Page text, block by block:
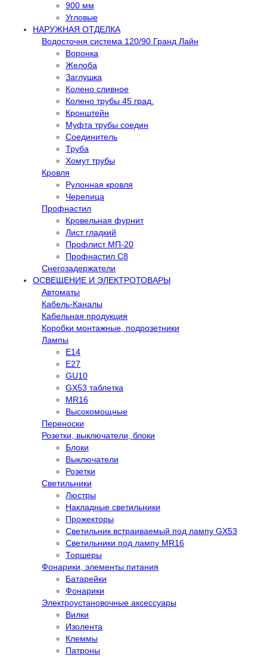
900 мм
Угловые
НАРУЖНАЯ ОТДЕЛКА
Водосточня система 120/90 Гранд Лайн
Воронка
Желоба
Заглушка
Колено сливное
Колено трубы 45 град.
Кронштейн
Муфта трубы соедин
Соединитель
Труба
Хомут трубы
Кровля
Рулонная кровля
Черепица
Профнастил
Кровельная фурнит
Лист гладкий
Профлист МП-20
Профнастил С8
Снегозадержатели
ОСВЕЩЕНИЕ И ЭЛЕКТРОТОВАРЫ
Автоматы
Кабель-Каналы
Кабельная продукция
Коробки монтажные, подрозетники
Лампы
E14
E27
GU10
GX53 таблетка
MR16
Высокомощные
Переноски
Розетки, выключатели, блоки
Блоки
Выключатели
Розетки
Светильники
Люстры
Накладные светильники
Прожекторы
Светильник встраиваемый под лампу GX53
Светильники под лампу MR16
Торшеры
Фонарики, элементы питания
Батарейки
Фонарики
Электроустановочные аксессуары
Вилки
Изолента
Клеммы
Патроны